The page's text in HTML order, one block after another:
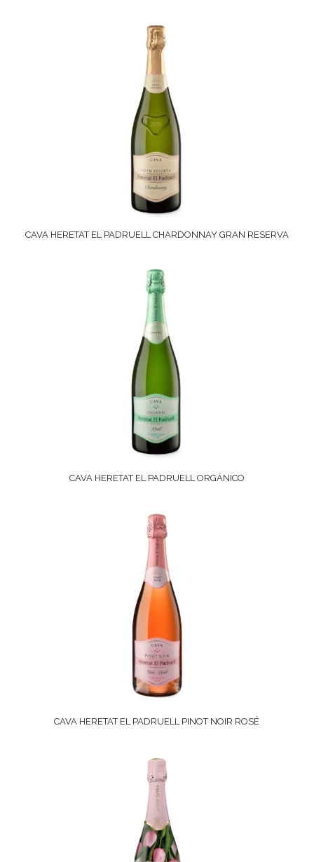
CAVA HERETAT EL PADRUELL CHARDONNAY GRAN RESERVA
CAVA HERETAT EL PADRUELL ORGÁNICO
CAVA HERETAT EL PADRUELL PINOT NOIR ROSÉ